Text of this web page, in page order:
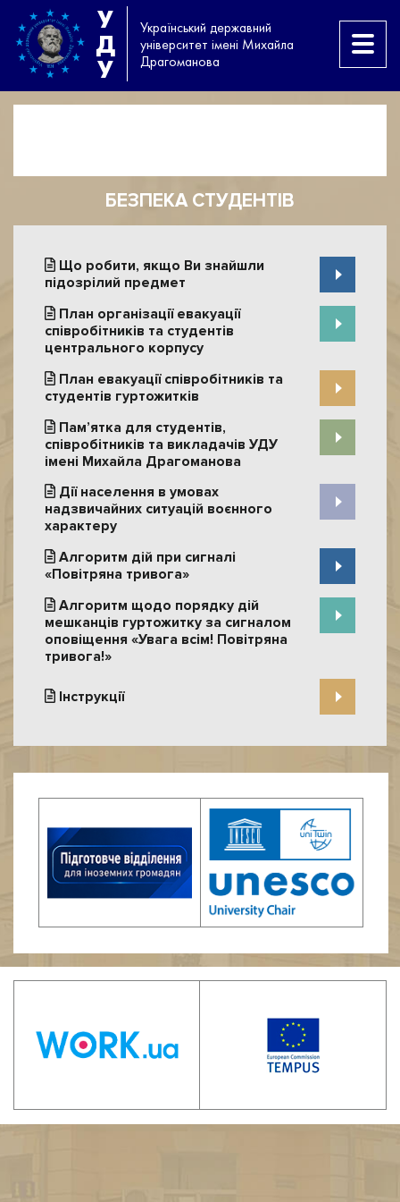
У
Д
У
Український державний
університет імені Михайла
Драгоманова
БЕЗПЕКА СТУДЕНТІВ
Що робити, якщо Ви знайшли
підозрілий предмет
План організації евакуації
співробітників та студентів
центрального корпусу
План евакуації співробітників та
студентів гуртожитків
Пам’ятка для студентів,
співробітників та викладачів УДУ
імені Михайла Драгоманова
Дії населення в умовах
надзвичайних ситуацій воєнного
характеру
Алгоритм дій при сигналі
«Повітряна тривога»
Алгоритм щодо порядку дій
мешканців гуртожитку за сигналом
оповіщення «Увага всім! Повітряна
тривога!»
Інструкції